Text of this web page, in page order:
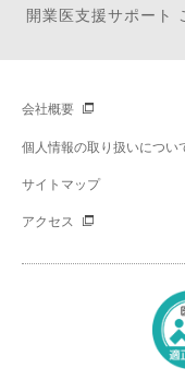
開業医支援サポート
会社概要
個人情報の取り扱いについ
サイトマップ
アクセス